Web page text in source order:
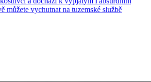
můžete vychutnat na tuzemské službě